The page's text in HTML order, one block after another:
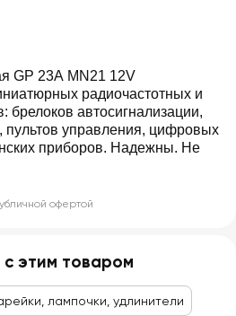
GP 23A MN21 12V
радиочастотных и
брелоков автосигнализации,
пультов управления, цифровых
приборов. Надежны. Не
офертой
этим товаром
лампочки, удлинители